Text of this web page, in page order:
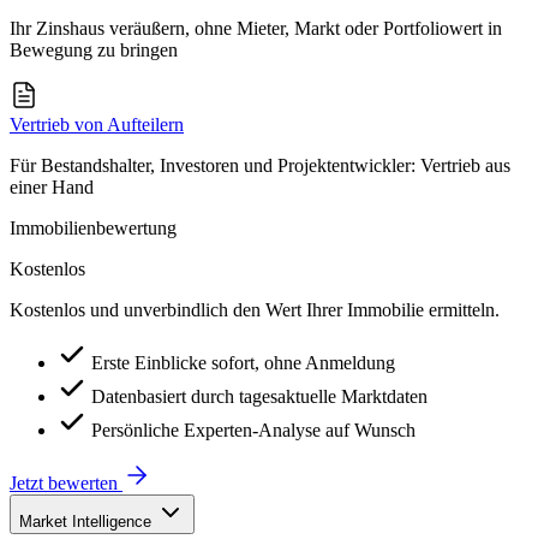
Ihr Zinshaus veräußern, ohne Mieter, Markt oder Portfoliowert in
Bewegung zu bringen
Vertrieb von Aufteilern
Für Bestandshalter, Investoren und Projektentwickler: Vertrieb aus
einer Hand
Immobilienbewertung
Kostenlos
Kostenlos und unverbindlich den Wert Ihrer Immobilie ermitteln.
Erste Einblicke sofort, ohne Anmeldung
Datenbasiert durch tagesaktuelle Marktdaten
Persönliche Experten-Analyse auf Wunsch
Jetzt bewerten
Market Intelligence